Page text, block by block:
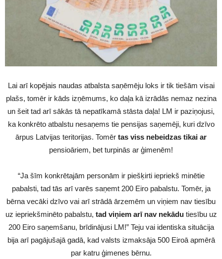
Lai arī kopējais naudas atbalsta saņēmēju loks ir tik tiešām visai
plašs, tomēr ir kāds izņēmums, ko daļa kā izrādās nemaz nezina
un šeit tad arī sākās tā nepatīkamā stāsta daļa! LM ir paziņojusi,
ka konkrēto atbalstu nesaņems tie pensijas saņemēji, kuri dzīvo
ārpus Latvijas teritorijas. Tomēr tas viss nebeidzas tikai ar
pensioāriem, bet turpinās ar ģimenēm!
“Ja šīm konkrētajām personām ir piešķirti iepriekš minētie
pabalsti, tad tās arī varēs saņemt 200 Eiro pabalstu. Tomēr, ja
bērna vecāki dzīvo vai arī strādā ārzemēm un viņiem nav tiesību
uz iepriekšminēto pabalstu, tad viņiem arī nav nekādutiesību uz
200 Eiro saņemšanu, brīdinājusi LM!” Teju vai identiska situācija
bija arī pagājušajā gadā, kad valsts izmaksāja 500 Eiroā apmērā
par katru ģimenes bērnu.